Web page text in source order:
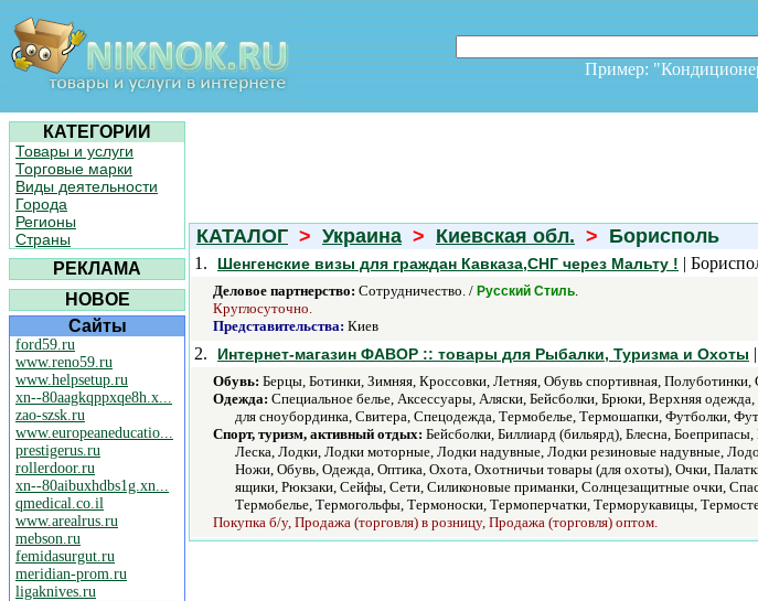
Пример:
КАТЕГОРИИ
Товары и услуги
Торговые марки
Виды деятельности
Города
Регионы
Страны
РЕКЛАМА
НОВОЕ
Сайты
ford59.ru
www.reno59.ru
www.helpsetup.ru
xn--80aagkqppxqe8h.x...
zao-szsk.ru
www.europeaneducatio...
prestigerus.ru
rollerdoor.ru
xn--80aibuxhdbs1g.xn...
qmedical.co.il
www.arealrus.ru
mebson.ru
femidasurgut.ru
meridian-prom.ru
ligaknives.ru
КАТАЛОГ > Украина > Киевская обл. > Борисполь
1.
Шенгенские визы для граждан Кавказа,СНГ через Мальту ! |
Деловое партнерство: Сотрудничество. / Русский Стиль.
Круглосуточно.
Представительства: Киев
2. Интернет-магазин ФАВОР :: товары для Рыбалки, Туризма и Охоты
Обувь: Берцы, Ботинки, Зимняя, Кроссовки, Летняя, Обувь спортивная,
Одежда: Cпециальное белье, Аксессуары, Аляски, Бейсболки, Брюки, Верхняя
для сноубординка, Свитера, Спецодежда, Термобелье, Термошапки, Футболки,
Спорт, туризм, активный отдых: Бейсболки, Биллиард (бильярд), Блесна,
Леска, Лодки, Лодки моторные, Лодки надувные, Лодки резиновые надувные,
Ножи, Обувь, Одежда, Оптика, Охота, Охотничьи товары (для охоты), Очки,
ящики, Рюкзаки, Сейфы, Сети, Силиконовые приманки, Солнцезащитные очки,
Термобелье, Термогольфы, Термоноски, Термоперчатки, Терморукавицы,
Покупка б/у, Продажа (торговля) в розницу, Продажа (торговля) оптом.